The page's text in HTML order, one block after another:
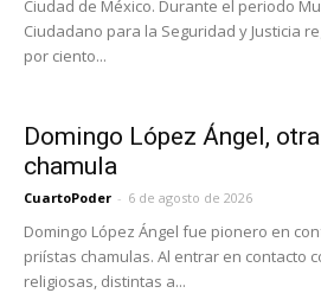
Ciudad de México. Durante el periodo
Ciudadano para la Seguridad y Justicia
por ciento...
Domingo López Ángel,
chamula
CuartoPoder - 6 de agosto de 2026
Domingo López Ángel fue pionero en
priístas chamulas. Al entrar en contacto
religiosas, distintas a...